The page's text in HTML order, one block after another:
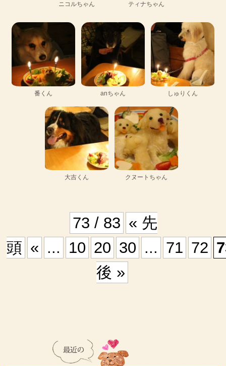
ニコルちゃん ティナちゃん
番くん anちゃん しゅりくん
大吉くん クヌートちゃん
73 / 83 « 先
頭 « ... 10 20 30 ... 71 72
後 »